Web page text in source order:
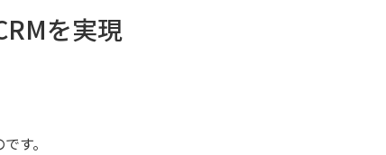
を実現
す。